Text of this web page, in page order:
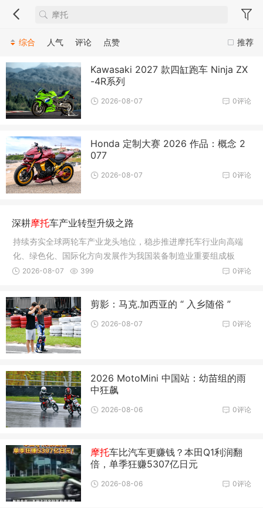
推荐
综合 人气 评论 点赞
Kawasaki 2027 款四缸跑车 Ninja ZX
-4R系列
0评论
2026-08-07
Honda 定制大赛 2026 作品：概念 2
077
0评论
2026-08-07
深耕摩托车产业转型升级之路
持续夯实全球两轮车产业龙头地位，稳步推进摩托车行业向高端
化、绿色化、国际化方向发展作为我国装备制造业重要组成板
块，中国摩
0评论
2026-08-07 399
剪影：马克.加西亚的 “ 入乡随俗 ”
0评论
2026-08-07
2026 MotoMini 中国站：幼苗组的雨
中狂飙
0评论
2026-08-06
摩托车比汽车更赚钱？本田Q1利润翻
倍，单季狂赚5307亿日元
0评论
2026-08-06